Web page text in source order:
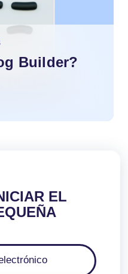
Builder?
EL